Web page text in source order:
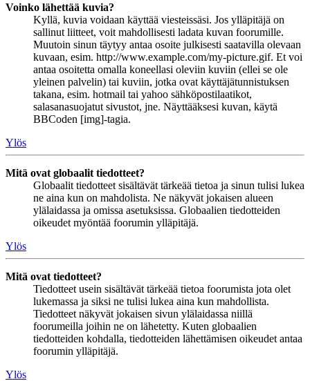
Voinko lähettää kuvia?
Kyllä, kuvia voidaan käyttää viesteissäsi. Jos ylläpitäjä on
sallinut liitteet, voit mahdollisesti ladata kuvan foorumille.
Muutoin sinun täytyy antaa osoite julkisesti saatavilla olevaan
kuvaan, esim. http://www.example.com/my-picture.gif. Et voi
antaa osoitetta omalla koneellasi oleviin kuviin (ellei se ole
yleinen palvelin) tai kuviin, jotka ovat käyttäjätunnistuksen
takana, esim. hotmail tai yahoo sähköpostilaatikot,
salasanasuojatut sivustot, jne. Näyttääksesi kuvan, käytä
BBCoden [img]-tagia.
Ylös
Mitä ovat globaalit tiedotteet?
Globaalit tiedotteet sisältävät tärkeää tietoa ja sinun tulisi lukea
ne aina kun on mahdolista. Ne näkyvät jokaisen alueen
ylälaidassa ja omissa asetuksissa. Globaalien tiedotteiden
oikeudet myöntää foorumin ylläpitäjä.
Ylös
Mitä ovat tiedotteet?
Tiedotteet usein sisältävät tärkeää tietoa foorumista jota olet
lukemassa ja siksi ne tulisi lukea aina kun mahdollista.
Tiedotteet näkyvät jokaisen sivun ylälaidassa niillä
foorumeilla joihin ne on lähetetty. Kuten globaalien
tiedotteiden kohdalla, tiedotteiden lähettämisen oikeudet antaa
foorumin ylläpitäjä.
Ylös